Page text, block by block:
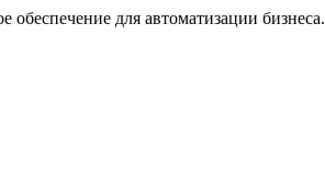
для автоматизации бизнеса.